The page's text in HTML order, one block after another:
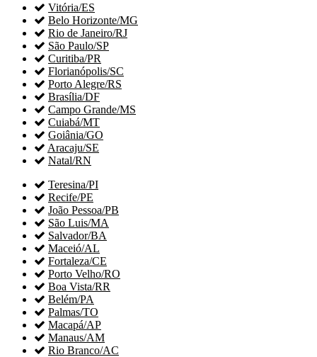
 Vitória/ES
 Belo Horizonte/MG
 Rio de Janeiro/RJ
 São Paulo/SP
 Curitiba/PR
 Florianópolis/SC
 Porto Alegre/RS
 Brasília/DF
 Campo Grande/MS
 Cuiabá/MT
 Goiânia/GO
 Aracaju/SE
 Natal/RN
 Teresina/PI
 Recife/PE
 João Pessoa/PB
 São Luis/MA
 Salvador/BA
 Maceió/AL
 Fortaleza/CE
 Porto Velho/RO
 Boa Vista/RR
 Belém/PA
 Palmas/TO
 Macapá/AP
 Manaus/AM
 Rio Branco/AC